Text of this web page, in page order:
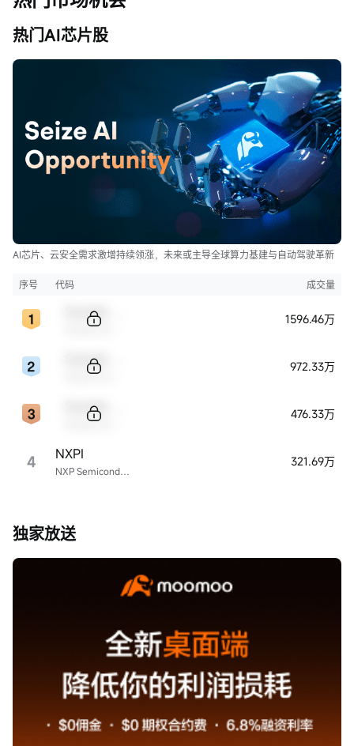
热门AI芯片股
AI芯片、云安全需求激增持续领涨，未来或主导全球算力基建与自动驾驶革新
序号 代码 成交量
1596.46万
972.33万
476.33万
4 NXP Semiconductors
NXPI 321.69万
独家放送